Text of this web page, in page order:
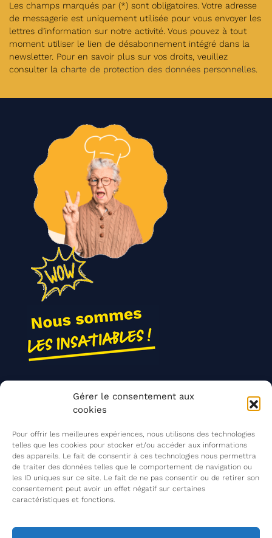
Gérer le consentement aux
cookies
Pour offrir les meilleures expériences, nous utilisons des technologies
telles que les cookies pour stocker et/ou accéder aux informations
des appareils. Le fait de consentir à ces technologies nous permettra
de traiter des données telles que le comportement de navigation ou
les ID uniques sur ce site. Le fait de ne pas consentir ou de retirer son
consentement peut avoir un effet négatif sur certaines
caractéristiques et fonctions.
Les champs marqués par (*) sont obligatoires. Votre adresse
de messagerie est uniquement utilisée pour vous envoyer les
lettres d’information sur notre activité. Vous pouvez à tout
moment utiliser le lien de désabonnement intégré dans la
newsletter. Pour en savoir plus sur vos droits, veuillez
consulter la charte de protection des données personnelles
Agir ensemble
Mentions légales
Politique de confidentialité
Les Insatiables, une association du